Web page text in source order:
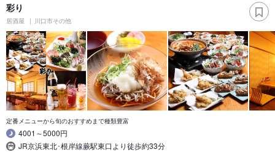
彩り
居酒屋 川口市その他
定番メニューから旬のおすすめまで種類豊富
4001～5000円
JR京浜東北･根岸線蕨駅東口より徒歩約33分